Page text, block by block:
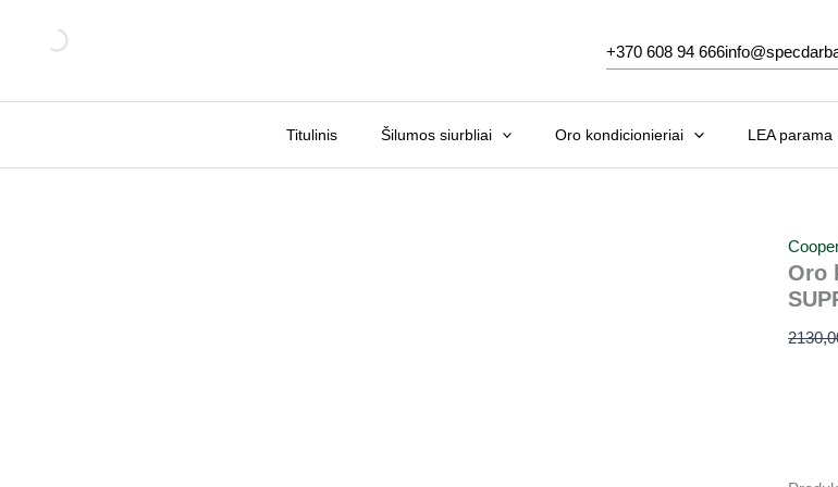
+370 608 94 666
Titulinis Šilumos siurbliai Oro kondicionieriai LEA parama
Sale!
Oro